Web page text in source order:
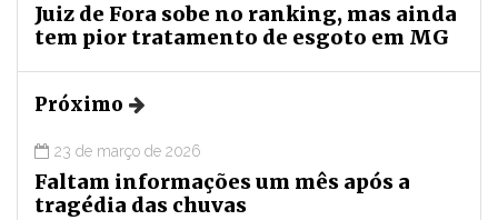
Juiz de Fora sobe no ranking, mas ainda
tem pior tratamento de esgoto em MG
Próximo
23 de março de 2026
Faltam informações um mês após a
tragédia das chuvas